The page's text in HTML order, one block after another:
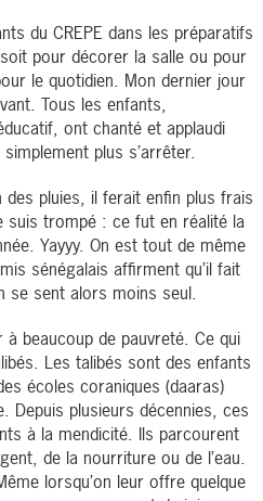
du CREPE dans les préparatifs
pour décorer la salle ou pour
le quotidien. Mon dernier jour
Tous les enfants,
ont chanté et applaudi
plus s’arrêter.
des pluies, il ferait enfin plus frais
trompé : ce fut en réalité la
Yayyy. On est tout de même
sénégalais affirment qu’il fait
se sent alors moins seul.
beaucoup de pauvreté. Ce qui
Les talibés sont des enfants
écoles coraniques (daaras)
Depuis plusieurs décennies, ces
à la mendicité. Ils parcourent
de la nourriture ou de l’eau.
lorsqu’on leur offre quelque